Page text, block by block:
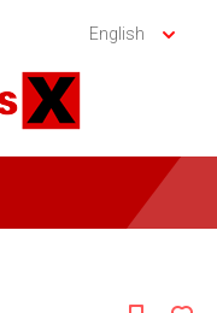
English